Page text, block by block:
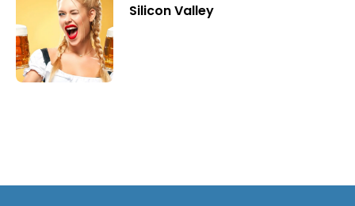
Silicon Valley